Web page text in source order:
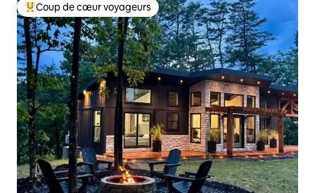
Coup de cœur voyageurs parmi les plus aimés
Coup de cœur voyageurs